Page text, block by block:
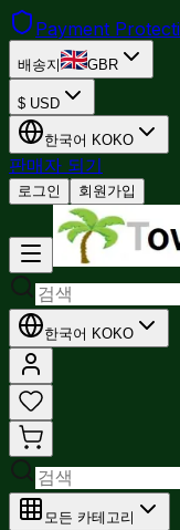
Payment
배송지 GBR
$ USD
한국어 KOKO
판매자 되기
로그인 회원가입
한국어 KOKO
모든 카테고리